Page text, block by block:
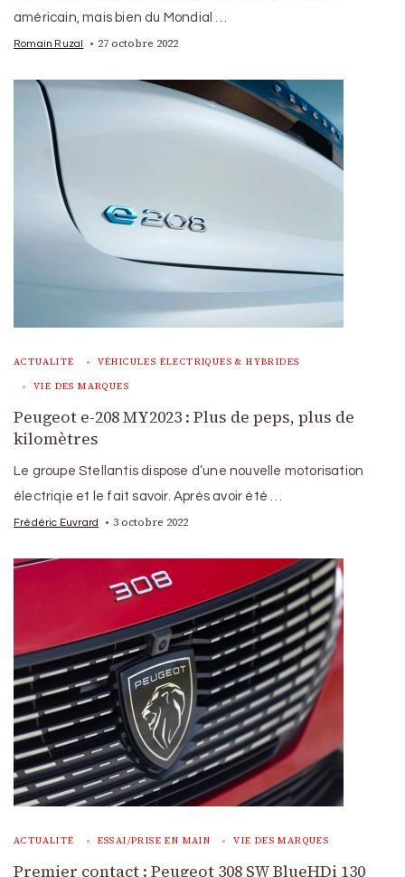
américain, mais bien du Mondial …
Romain Ruzal 27 octobre 2022
ACTUALITÉ VÉHICULES ÉLECTRIQUES & HYBRIDES
VIE DES MARQUES
Peugeot e-208 MY2023 : Plus de peps, plus de
kilomètres
Le groupe Stellantis dispose d’une nouvelle motorisation
électriqie et le fait savoir. Après avoir été …
Frédéric Euvrard 3 octobre 2022
ACTUALITÉ ESSAI/PRISE EN MAIN VIE DES MARQUES
Premier contact : Peugeot 308 SW BlueHDi 130